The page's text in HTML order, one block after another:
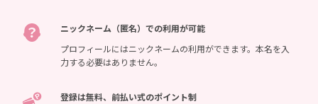
ニックネーム（匿名）での利用が可能
プロフィールにはニックネームの利用ができます。本名を入
力する必要はありません。
登録は無料、前払い式のポイント制